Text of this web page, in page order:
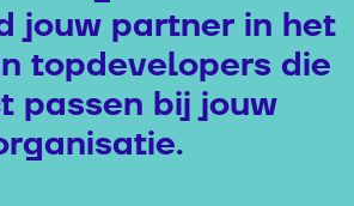
jouw partner in het
topdevelopers die
passen bij jouw